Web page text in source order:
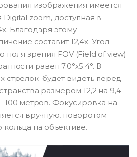
изображения имеется
zoom, доступная в
Благодаря этому
составит 12,4х. Угол
поля зрения FOV (Field of view)
равен 7.0°х5.4°. В
стрелок будет видеть перед
размером 12,2 на 9,4
100 метров. Фокусировка на
вручную, поворотом
на объективе.